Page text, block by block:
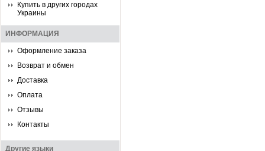
Купить в других городах
Украины
ИНФОРМАЦИЯ
Оформление заказа
Возврат и обмен
Доставка
Оплата
Отзывы
Контакты
Другие языки